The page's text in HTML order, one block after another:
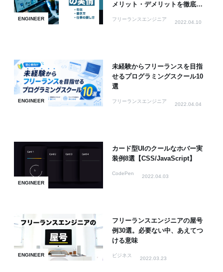
ENGINEER
メリット・デメリットを徹底解
フリーランスエンジニア
2022.04.10
ENGINEER
未経験からフリーランスを目指
せるプログラミングスクール10
選
フリーランスエンジニア
2022.04.04
ENGINEER
カード型UIのクールなホバー実
装例8選【CSS/JavaScript】
CodePen
2022.04.03
ENGINEER
フリーランスエンジニアの屋号
例30選。必要ない中、あえてつ
ける意味
ビジネス
2022.03.23